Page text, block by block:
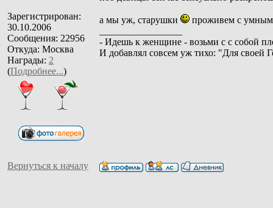
Зарегистрирован:
30.10.2006
Сообщения: 22956
Откуда: Москва
Награды: 2
(Подробнее...)
а мы уж, старушки
проживем с
- Идешь к женщине - возьми с с собой
И добавлял совсем уж тихо: "Для своей
Вернуться к началу